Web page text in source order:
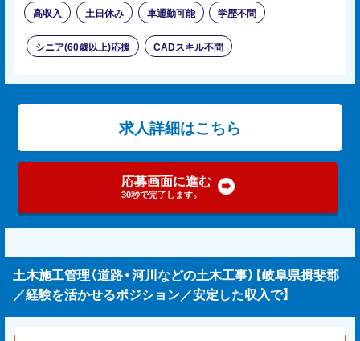
高収入 土日休み 車通勤可能 学歴不問
シニア(60歳以上)応援 CADスキル不問
求人詳細はこちら
応募画面に進む
30秒で完了します。
土木施工管理（道路・河川などの土木工事）【岐阜県揖斐郡
／経験を活かせるポジション／安定した収入で】